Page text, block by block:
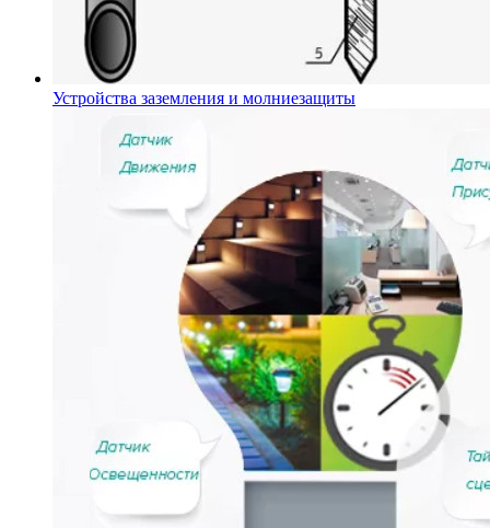
Устройства заземления и молниезащиты